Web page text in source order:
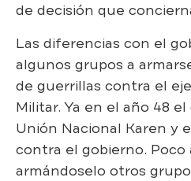
de decisión que
Las diferencias con el
algunos grupos a
de guerrillas contra el
Militar. Ya en el año 48
Unión Nacional Karen y
contra el gobierno. Poco
armándoselo otros